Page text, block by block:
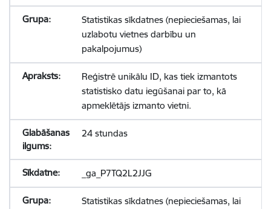
Statistikas sīkdatnes (nepieciešamas, lai
uzlabotu vietnes darbību un
pakalpojumus)
Reģistrē unikālu ID, kas tiek izmantots
statistisko datu iegūšanai par to, kā
apmeklētājs izmanto vietni.
24 stundas
_ga_P7TQ2L2JJG
Statistikas sīkdatnes (nepieciešamas, lai